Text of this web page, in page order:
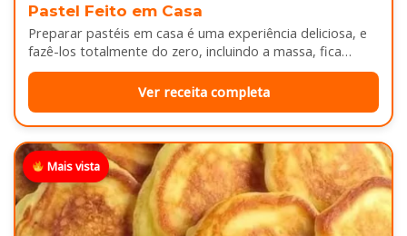
Pastel Feito em Casa
Preparar pastéis em casa é uma experiência deliciosa, e
fazê-los totalmente do zero, incluindo a massa, fica
melhor ainda...
Ver receita completa
Mais vista